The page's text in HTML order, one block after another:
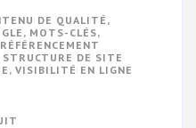
DE QUALITÉ,
, MOTS-CLÉS,
RÉFÉRENCEMENT
STRUCTURE DE SITE
, VISIBILITÉ EN LIGNE